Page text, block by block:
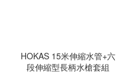
HOKAS 15米伸縮水管+六
段伸縮型長柄水槍套組